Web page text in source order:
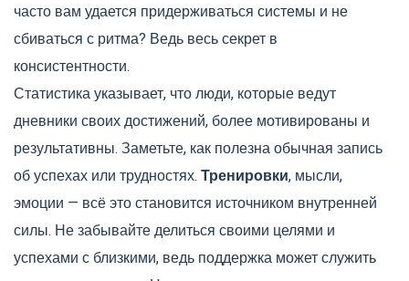
часто вам удается придерживаться системы и не
сбиваться с ритма? Ведь весь секрет в
консистентности.
Статистика указывает, что люди, которые ведут
дневники своих достижений, более мотивированы и
результативны. Заметьте, как полезна обычная запись
об успехах или трудностях. Тренировки, мысли,
эмоции — всё это становится источником внутренней
силы. Не забывайте делиться своими целями и
успехами с близкими, ведь поддержка может служить